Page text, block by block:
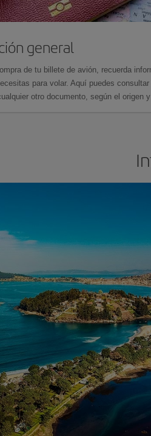
general
de tu billete de avión, recuerda
para volar. Aquí puedes
otro documento, según el origen